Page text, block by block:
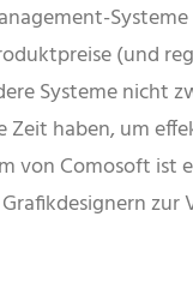
(und
Systeme nicht
haben, um
von Comosoft
zur